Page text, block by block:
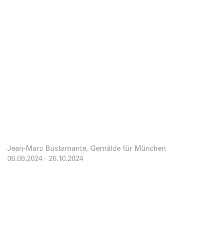
Jean-Marc Bustamante, Gemälde für München
06.09.2024 - 26.10.2024